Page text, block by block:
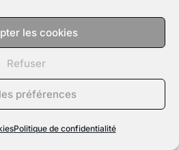
les cookies
Refuser
préférences
Politique de confidentialité